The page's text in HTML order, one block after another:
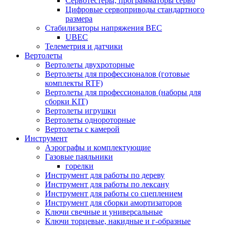
Цифровые сервоприводы стандартного
размера
Стабилизаторы напряжения BEC
UBEC
Телеметрия и датчики
Вертолеты
Вертолеты двухроторные
Вертолеты для профессионалов (готовые
комплекты RTF)
Вертолеты для профессионалов (наборы для
сборки KIT)
Вертолеты игрушки
Вертолеты однороторные
Вертолеты с камерой
Инструмент
Аэрографы и комплектующие
Газовые паяльники
горелки
Инструмент для работы по дереву
Инструмент для работы по лексану
Инструмент для работы со сцеплением
Инструмент для сборки амортизаторов
Ключи свечные и универсальные
Ключи торцевые, накидные и г-образные